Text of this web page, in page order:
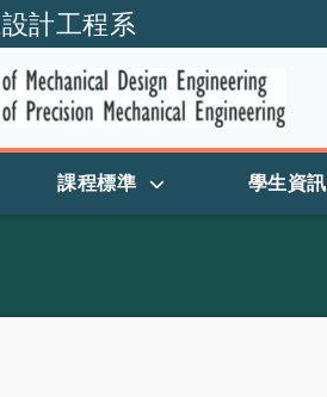
計工程系
主要內容
課程標準 學生資訊